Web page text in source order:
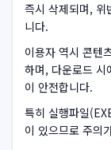
즉시 삭제되며, 위
니다.
이용자 역시 콘텐
하며, 다운로드 시
이 안전합니다.
특히 실행파일
이 있으므로 주의